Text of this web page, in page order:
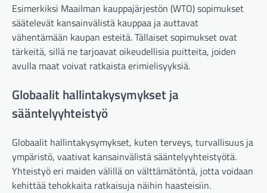
Esimerkiksi Maailman kauppajärjestön (WTO) sopimukset
säätelevät kansainvälistä kauppaa ja auttavat
vähentämään kaupan esteitä. Tällaiset sopimukset ovat
tärkeitä, sillä ne tarjoavat oikeudellisia puitteita, joiden
avulla maat voivat ratkaista erimielisyyksiä.
Globaalit hallintakysymykset ja
sääntelyyhteistyö
Globaalit hallintakysymykset, kuten terveys, turvallisuus ja
ympäristö, vaativat kansainvälistä sääntelyyhteistyötä.
Yhteistyö eri maiden välillä on välttämätöntä, jotta voidaan
kehittää tehokkaita ratkaisuja näihin haasteisiin.